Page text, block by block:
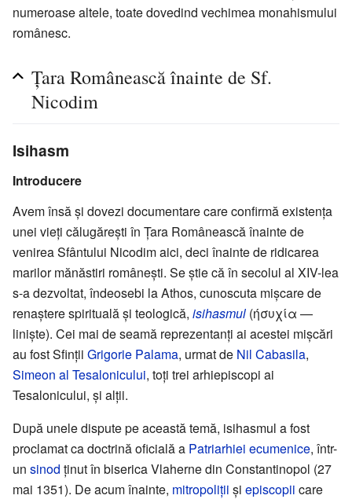
numeroase altele, toate dovedind vechimea monahismului
românesc.
Țara Românească înainte de Sf.
Nicodim
Isihasm
Introducere
Avem însă și dovezi documentare care confirmă existența
unei vieți călugărești în Țara Românească înainte de
venirea Sfântului Nicodim aici, deci înainte de ridicarea
marilor mănăstiri românești. Se știe că în secolul al XIV-lea
s-a dezvoltat, îndeosebi la Athos, cunoscuta mișcare de
renaștere spirituală și teologică, isihasmul (ήσυχία —
liniște). Cei mai de seamă reprezentanți ai acestei mișcări
au fost Sfinții Grigorie Palama, urmat de Nil Cabasila,
Simeon al Tesalonicului, toți trei arhiepiscopi ai
Tesalonicului, și alții.
După unele dispute pe această temă, isihasmul a fost
proclamat ca doctrină oficială a Patriarhiei ecumenice, într-
un sinod ținut în biserica Vlaherne din Constantinopol (27
mai 1351). De acum înainte, mitropoliții și episcopii care